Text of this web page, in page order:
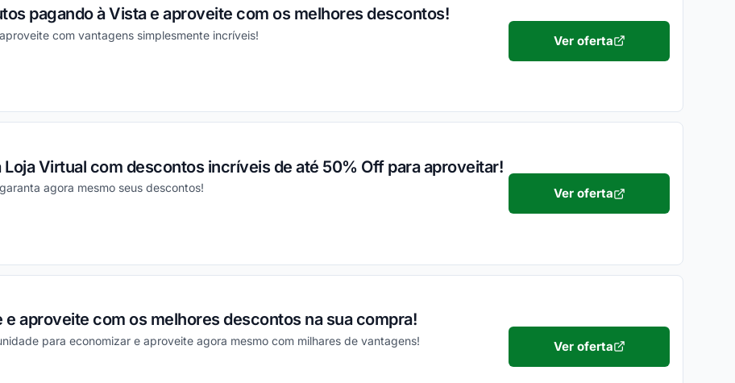
pagando à Vista e aproveite com os melhores descontos!
com vantagens simplesmente incríveis! Ver oferta
Loja Virtual com descontos incríveis de até 50% Off para aproveitar!
agora mesmo seus descontos! Ver oferta
e aproveite com os melhores descontos na sua compra!
para economizar e aproveite agora mesmo com milhares de vantagens! Ver oferta